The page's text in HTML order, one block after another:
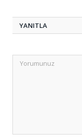
YANITLA